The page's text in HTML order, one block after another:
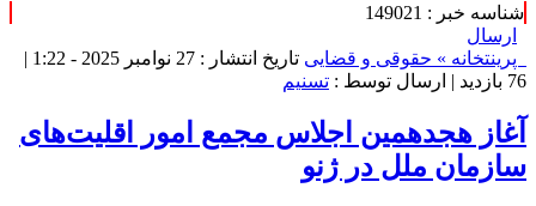
شناسه خبر : 149021
ارسال
پرینتخانه » حقوقی و قضایی تاریخ انتشار : 27 نوامبر 2025 - 1:22 |
76 بازدید
| ارسال توسط : تسنیم
آغاز هجدهمین اجلاس مجمع امور اقلیت‌های
سازمان ملل در ژنو